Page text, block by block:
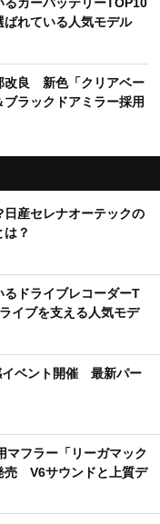
ばれている人気モデル
改良 新色「クリアベー
ラックドアミラー採用
産セレナオーテックの
？
るドライブレコーダーT
イブを支える人気モデ
ベント開催 最新パー
マフラー「リーガマック
売 V6サウンドと上質デ